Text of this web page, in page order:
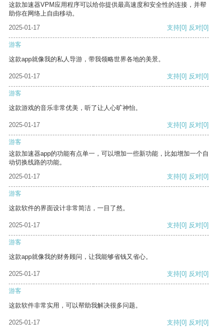
这款加速器VPM应用程序可以给你提供最高速度和安全性的连接，并帮
助你在网络上自由移动。
2025-01-17
支持[0] 反对[0]
游客
这款app就像我的私人导游，带我领略世界各地的美景。
2025-01-17 支持[0] 反对[0]
游客
这款游戏的音乐非常优美，听了让人心旷神怡。
2025-01-17 支持[0] 反对[0]
游客
这款加速器app的功能有点单一，可以增加一些新功能，比如增加一个自
动切换线路的功能。
2025-01-17
支持[0] 反对[0]
游客
这款软件的界面设计非常简洁，一目了然。
2025-01-17 支持[0] 反对[0]
游客
这款app就像我的财务顾问，让我能够省钱又省心。
2025-01-17 支持[0] 反对[0]
游客
这款软件非常实用，可以帮助我解决很多问题。
2025-01-17 支持[0] 反对[0]